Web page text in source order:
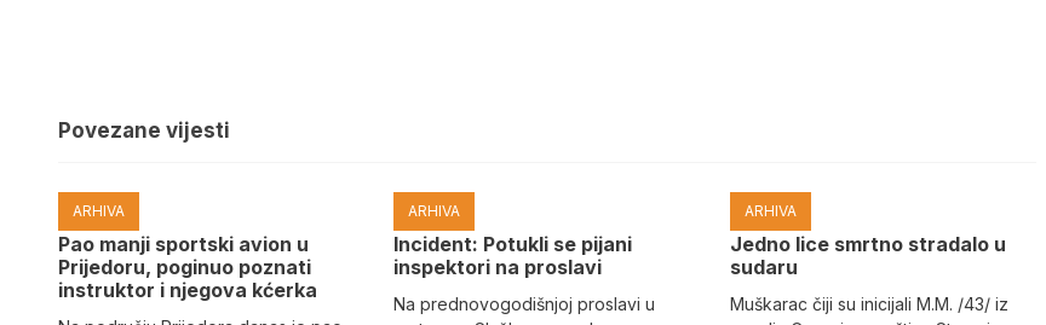
Povezane vijesti
ARHIVA
Pao manji sportski avion u
Prijedoru, poginuo poznati
instruktor i njegova kćerka
ARHIVA
Incident: Potukli se pijani
inspektori na proslavi
Na prednovogodišnjoj proslavi u
ARHIVA
Јedno lice smrtno stradalo u
sudaru
Muškarac čiji su inicijali M.M. /43/ iz